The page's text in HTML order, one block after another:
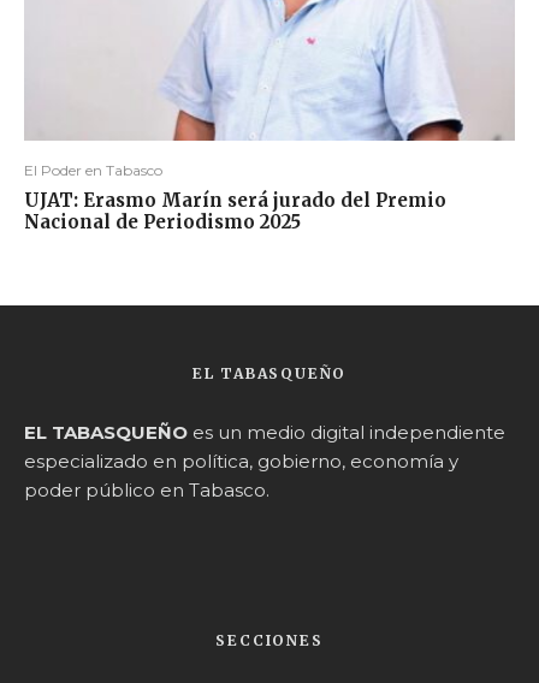
El Poder en Tabasco
UJAT: Erasmo Marín será jurado del Premio
Nacional de Periodismo 2025
EL TABASQUEÑO
EL TABASQUEÑO es un medio digital independiente
especializado en política, gobierno, economía y
poder público en Tabasco.
SECCIONES